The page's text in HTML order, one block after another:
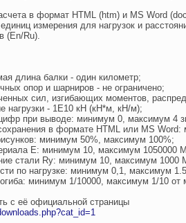
в формат HTML (htm) и MS Word
измерения для нагрузок и
(En/Ru).
длина балки - один километр;
опор и шарниров - не ограничено;
сил, изгибающих моментов,
нагрузки - 1E10 кН (кН*м, кН/м);
при выводе: минимум 0, максимум 4
в формате HTML или MS
минимум 50%, максимум 100%;
E: минимум 10, максимум 1050000
стали Ry: минимум 10, максимум 1000
по нагрузке: минимум 0,1, максимум
минимум 1/10000, максимум 1/10 от
с её официальной страницы